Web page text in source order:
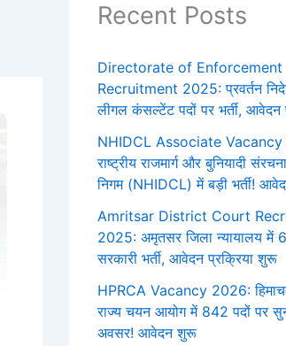
Recent Posts
Directorate of Enforcement
Recruitment 2025: प्रवर्तन
लीगल कंसल्टेंट पदों पर भर्ती, आवेदन
NHIDCL Associate
राष्ट्रीय राजमार्ग और बुनियादी
निगम (NHIDCL) में बड़ी भर्ती!
Amritsar District Court
2025: अमृतसर जिला न्यायालय में
सरकारी भर्ती, आवेदन प्रक्रिया शुरू
HPRCA Vacancy 2026:
राज्य चयन आयोग में 842 पदों पर
अवसर! आवेदन शुरू